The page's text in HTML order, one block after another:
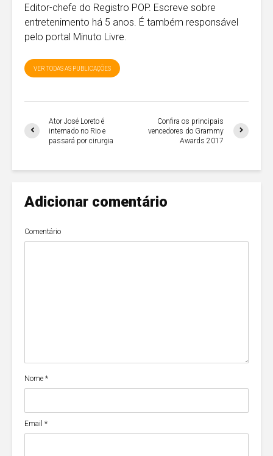
Editor-chefe do Registro POP. Escreve sobre
entretenimento há 5 anos. É também responsável
pelo portal Minuto Livre.
VER TODAS AS PUBLICAÇÕES
Ator José Loreto é
internado no Rio e
passará por cirurgia
Confira os principais
vencedores do Grammy
Awards 2017
Adicionar comentário
Comentário
Nome *
Email *